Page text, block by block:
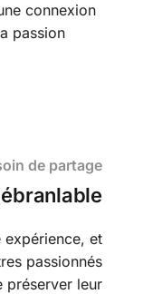
connexion
passion
de partage
expérience, et
passionnés
préserver leur